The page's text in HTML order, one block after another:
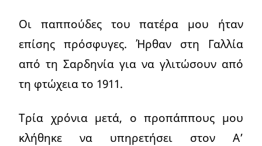
Οι παππούδες του πατέρα μου ήταν
επίσης πρόσφυγες. Ήρθαν στη Γαλλία
από τη Σαρδηνία για να γλιτώσουν από
τη φτώχεια το 1911.
Τρία χρόνια μετά, ο προπάππους μου
κλήθηκε να υπηρετήσει στον Α’